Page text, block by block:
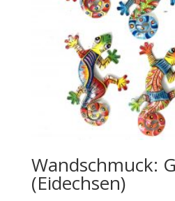
Wandschmuck:
(Eidechsen)